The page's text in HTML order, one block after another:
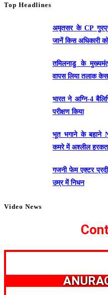
Top Headlines
अमृतसर के CP
जानें किस अधिकारी को
तमिलनाडु के
वापस लिया तलाक केस
भारत ने अग्नि-4
परीक्षण किया
भूत भगाने के बहाने
कमरे में अश्लील हरकत
गजनी फेम एक्टर
उम्र में निधन
Video News